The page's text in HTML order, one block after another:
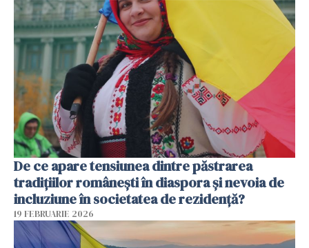
De ce apare tensiunea dintre păstrarea
tradițiilor românești în diaspora și nevoia de
incluziune în societatea de rezidență?
19 FEBRUARIE 2026